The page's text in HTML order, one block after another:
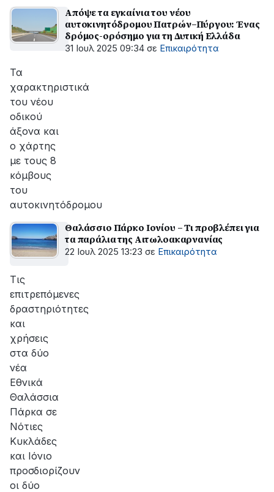
Απόψε τα εγκαίνια του νέου
αυτοκινητόδρομου Πατρών–Πύργου: Ένας
δρόμος-ορόσημο για τη Δυτική Ελλάδα
31 Ιουλ 2025 09:34 σε Επικαιρότητα
Τα
χαρακτηριστικά
του νέου
οδικού
άξονα και
ο χάρτης
με τους 8
κόμβους
του
αυτοκινητόδρομου
Θαλάσσιο Πάρκο Ιονίου – Τι προβλέπει για
τα παράλια της Αιτωλοακαρνανίας
22 Ιουλ 2025 13:23 σε Επικαιρότητα
Τις
επιτρεπόμενες
δραστηριότητες
και
χρήσεις
στα δύο
νέα
Εθνικά
Θαλάσσια
Πάρκα σε
Νότιες
Κυκλάδες
και Ιόνιο
προσδιορίζουν
οι δύο